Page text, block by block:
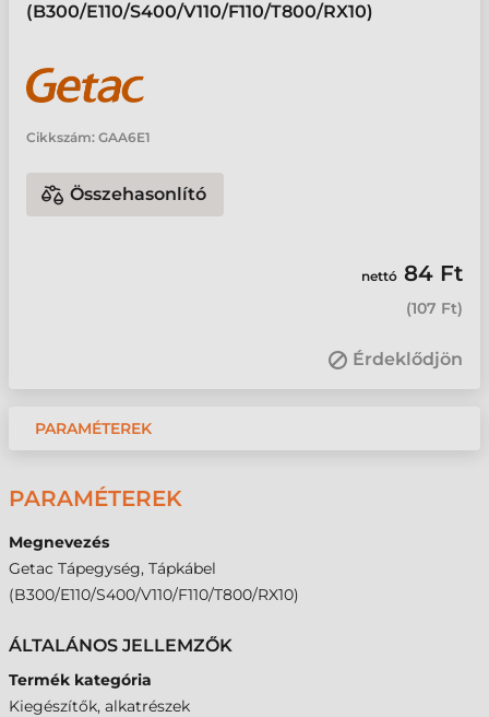
(B300/E110/S400/V110/F110/T800/RX10)
Cikkszám: GAA6E1
Összehasonlító
nettó 84 Ft
(107 Ft)
Érdeklődjön
PARAMÉTEREK
PARAMÉTEREK
Megnevezés
Getac Tápegység, Tápkábel
(B300/E110/S400/V110/F110/T800/RX10)
ÁLTALÁNOS JELLEMZŐK
Termék kategória
Kiegészítők, alkatrészek